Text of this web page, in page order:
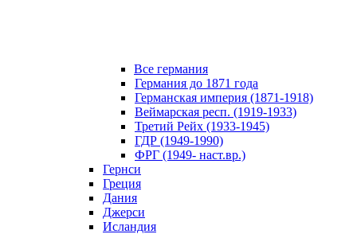
Все германия
Германия до 1871 года
Германская империя (1871-1918)
Веймарская респ. (1919-1933)
Третий Рейх (1933-1945)
ГДР (1949-1990)
ФРГ (1949- наст.вр.)
Гернси
Греция
Дания
Джерси
Исландия